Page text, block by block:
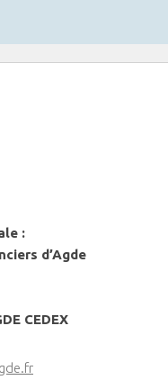
:
d’Agde
CEDEX